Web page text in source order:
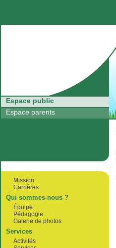
Espace public
Espace parents
Mission
Carrières
Qui sommes-nous ?
Équipe
Pédagogie
Galerie de photos
Services
Activités